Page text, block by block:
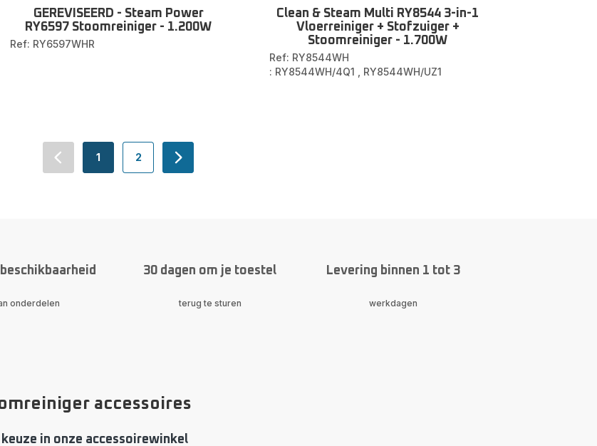
GEREVISEERD - Steam Power
RY6597 Stoomreiniger - 1.200W
Ref: RY6597WHR
Clean & Steam Multi RY8544 3-in-1
Vloerreiniger + Stofzuiger +
Stoomreiniger - 1.700W
Ref: RY8544WH
: RY8544WH/4Q1
RY8544WH/UZ1
navigation.pagination.actions.prev
1-
2
-
navigation.pagination.actions.next
onderdelen
30 dagen om je toestel
terug te sturen
Levering binnen 1 tot 3
werkdagen
accessoires
in onze accessoirewinkel